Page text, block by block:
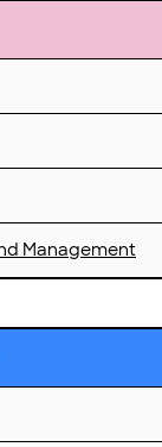
Management